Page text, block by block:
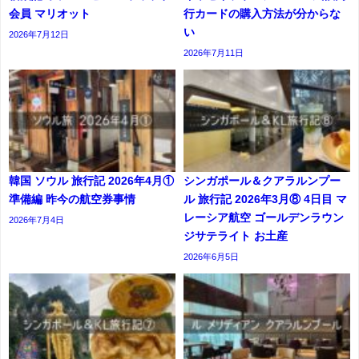
会員 マリオット
2026年7月12日
行カードの購入方法が分からな
い
2026年7月11日
韓国 ソウル 旅行記 2026年4月①
準備編 昨今の航空券事情
2026年7月4日
シンガポール＆クアラルンプー
ル 旅行記 2026年3月⑧ 4日目 マ
レーシア航空 ゴールデンラウン
ジサテライト お土産
2026年6月5日